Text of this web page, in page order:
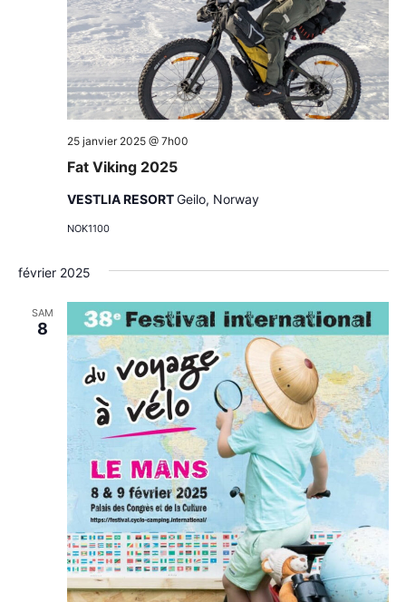
Fat Viking 2025
25 janvier 2025 @ 7h00
VESTLIA RESORTGeilo, Norway
NOK1100
février 2025
SAM
8